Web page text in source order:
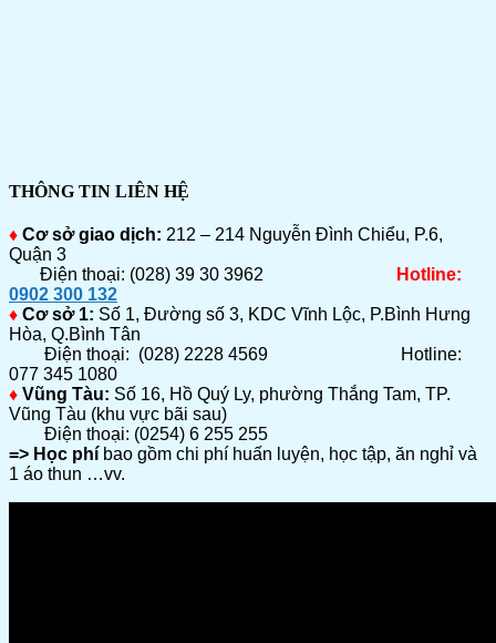
THÔNG TIN LIÊN HỆ
♦ Cơ sở giao dịch: 212 – 214 Nguyễn Đình Chiểu, P.6,
Quận 3
Điện thoại: (028) 39 30 3962
Hotline:
0902 300 132
♦ Cơ sở 1: Số 1, Đường số 3, KDC Vĩnh Lộc, P.Bình Hưng
Hòa, Q.Bình Tân
Điện thoại: (028) 2228 4569
Hotline:
077 345 1080
♦ Vũng Tàu: Số 16, Hồ Quý Ly, phường Thắng Tam, TP.
Vũng Tàu (khu vực bãi sau)
Điện thoại: (0254) 6 255 255
=> Học phí bao gồm chi phí huấn luyện, học tập, ăn nghỉ và
1 áo thun …vv.